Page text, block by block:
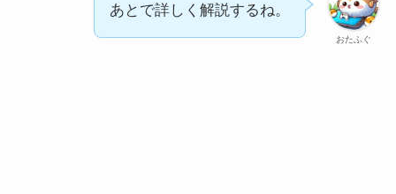
おたふぐ
あとで詳しく解説するね。